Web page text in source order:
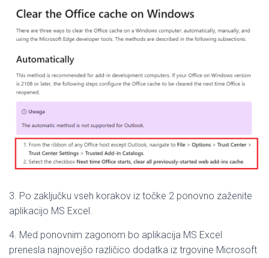
3. Po zaključku vseh korakov iz točke 2 ponovno zaženite
aplikacijo MS Excel.
4. Med ponovnim zagonom bo aplikacija MS Excel
prenesla najnovejšo različico dodatka iz trgovine Microsoft